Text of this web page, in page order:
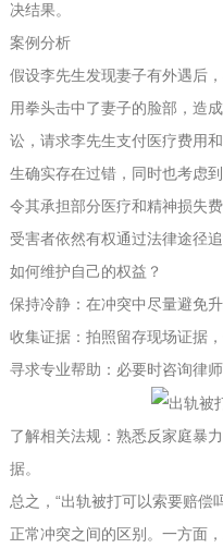
决结果。
案例分析
假设李先生发现妻子有外遇后
用拳头击中了妻子的脸部，造
讼，请求李先生支付医疗费用
生确实存在过错，同时也考虑
令其承担部分医疗和精神损失
受害者依然有权通过法律途径追
如何维护自己的权益？
保持冷静：在冲突中尽量避免
收集证据：拍照留存现场证据，
寻求专业帮助：必要时咨询律
了解相关法规：熟悉反家庭暴
据。
总之，“出轨被打可以索要赔偿
正常冲突之间的区别。一方面